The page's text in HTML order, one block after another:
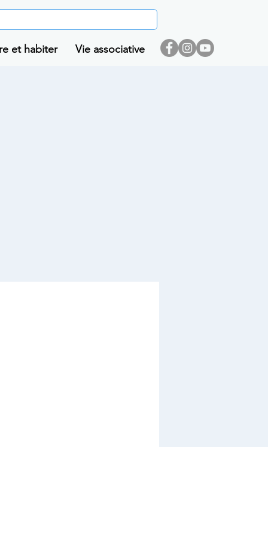
et habiter Vie associative